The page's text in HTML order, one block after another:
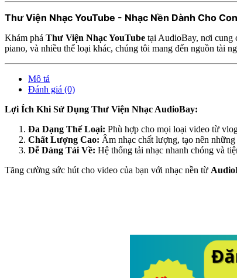
Thư Viện Nhạc YouTube - Nhạc Nền Dành Cho
Khám phá Thư Viện Nhạc YouTube tại AudioBay, nơi cung
piano, và nhiều thể loại khác, chúng tôi mang đến nguồn tài
Mô tả
Đánh giá (0)
Lợi Ích Khi Sử Dụng Thư Viện Nhạc AudioBay:
Đa Dạng Thể Loại: Phù hợp cho mọi loại video từ
Chất Lượng Cao: Âm nhạc chất lượng, tạo nên
Dễ Dàng Tải Về: Hệ thống tải nhạc nhanh chóng và
Tăng cường sức hút cho video của bạn với nhạc nền từ